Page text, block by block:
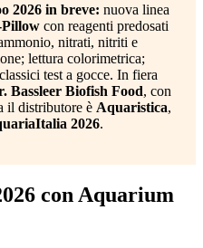
2026 in breve: nuova linea
con reagenti predosati
nitrati, nitriti e
lettura colorimetrica;
test a gocce. In fiera
Bassleer Biofish Food, con
il distributore è Aquaristica,
2026.
con Aquarium